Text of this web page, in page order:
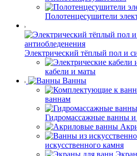
Полотенцесушители
Электрический тёплый пол и
кабели и маты
Ванны
ваннам
Гидромассажные ванны
искусственного камня